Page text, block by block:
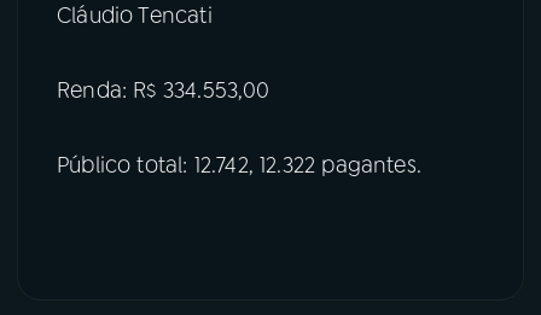
Cláudio Tencati
Renda: R$ 334.553,00
Público total: 12.742, 12.322 pagantes.